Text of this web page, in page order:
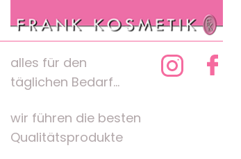
alles für den
täglichen Bedarf...
wir führen die besten
Qualitätsprodukte